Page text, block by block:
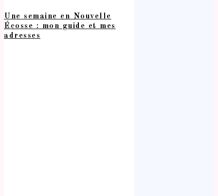
Une semaine en Nouvelle
Écosse : mon guide et mes
adresses